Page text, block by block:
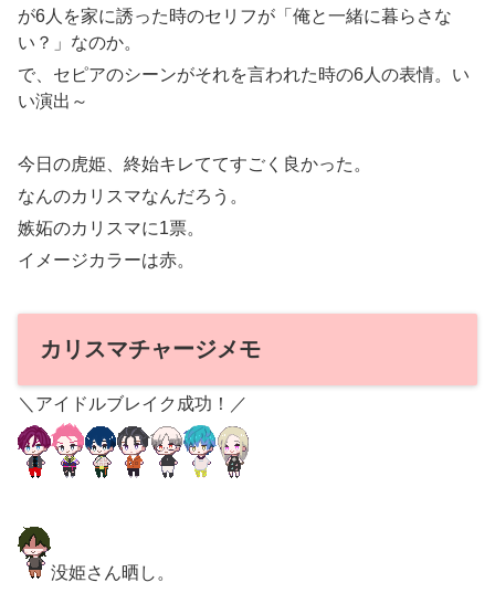
が6人を家に誘った時のセリフが「俺と一緒に暮らさな
い？」なのか。
で、セピアのシーンがそれを言われた時の6人の表情。い
い演出～
今日の虎姫、終始キレててすごく良かった。
なんのカリスマなんだろう。
嫉妬のカリスマに1票。
イメージカラーは赤。
カリスマチャージメモ
＼アイドルブレイク成功！／
没姫さん晒し。